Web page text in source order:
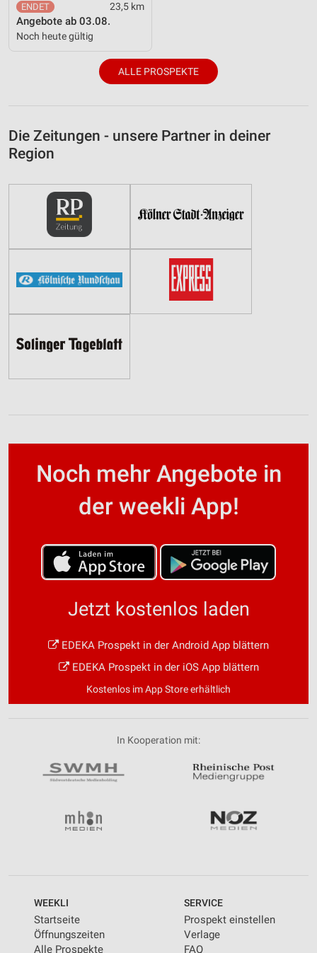
23,5 km
Angebote ab 03.08.
Noch heute gültig
ALLE PROSPEKTE
Die Zeitungen - unsere Partner in deiner
Region
Noch mehr Angebote in
der weekli App!
Jetzt kostenlos laden
EDEKA Prospekt in der Android App blättern
EDEKA Prospekt in der iOS App blättern
Kostenlos im App Store erhältlich
In Kooperation mit:
WEEKLI
Startseite
Öffnungszeiten
Alle Prospekte
SERVICE
Prospekt einstellen
Verlage
FAQ